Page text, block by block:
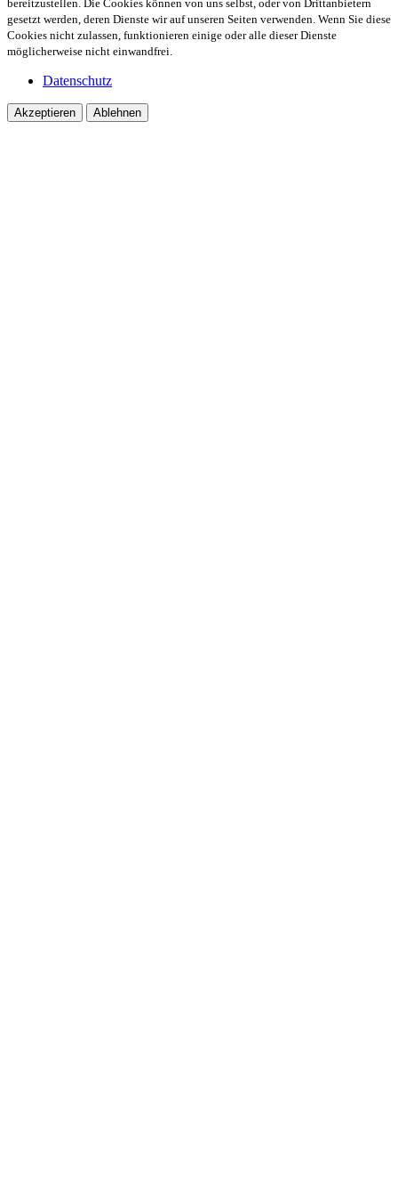
bereitzustellen. Die Cookies können von uns selbst, oder von Drittanbietern
gesetzt werden, deren Dienste wir auf unseren Seiten verwenden. Wenn Sie diese
Cookies nicht zulassen, funktionieren einige oder alle dieser Dienste
möglicherweise nicht einwandfrei.
Datenschutz
Akzeptieren Ablehnen